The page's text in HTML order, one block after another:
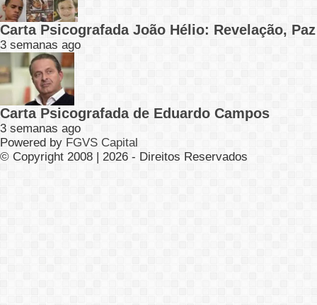
Carta Psicografada João Hélio: Revelação,
3 semanas ago
Carta Psicografada de Eduardo Campos
3 semanas ago
Powered by FGVS Capital
© Copyright 2008 | 2026 - Direitos Reservados